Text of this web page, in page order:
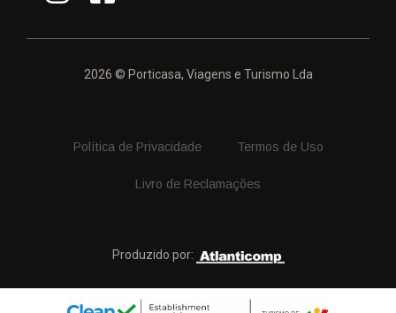
2026 © Porticasa, Viagens e Turismo Lda
Política de Privacidade Termos de Uso
Livro de Reclamações
Produzido por: